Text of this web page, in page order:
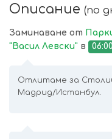
Описание (по
Заминаване от
"Васил Левски" в 06:00
Отлитаме за
Мадрид/Истанбул.